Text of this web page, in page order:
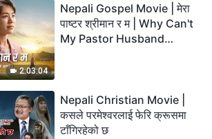
2:03:04
Nepali Gospel Movie | मेरा
पाष्टर श्रीमान र म | Why Can't
My Pastor Husband
Nepali Christian Movie |
कसले परमेश्‍वरलाई फेरि क्रूसमा
टाँगिरहेको छ